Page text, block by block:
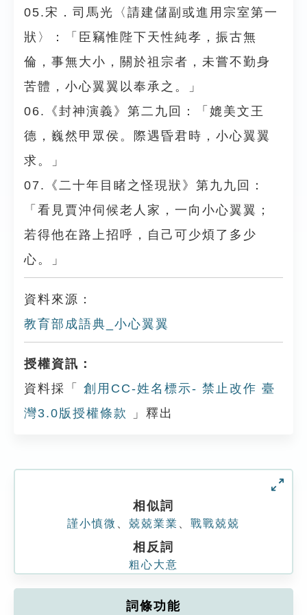
05.宋．司馬光〈請建儲副或進用宗室第一
狀〉：「臣竊惟陛下天性純孝，振古無
倫，事無大小，關於祖宗者，未嘗不勤身
苦體，小心翼翼以奉承之。」
06.《封神演義》第二九回：「媲美文王
德，巍然甲眾侯。際遇昏君時，小心翼翼
求。」
07.《二十年目睹之怪現狀》第九九回：
「看見賈沖伺候老人家，一向小心翼翼；
若得他在路上招呼，自己可少煩了多少
心。」
資料來源：
教育部成語典_小心翼翼
授權資訊：
資料採「
創用CC-姓名標示- 禁止改作 臺
灣3.0版授權條款
」釋出
相似詞
謹小慎微 兢兢業業 戰戰兢兢
相反詞
粗心大意
詞條功能